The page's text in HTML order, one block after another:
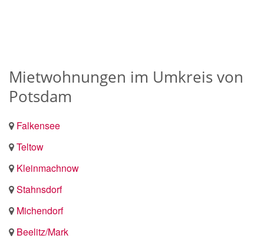
Mietwohnungen im Umkreis von
Potsdam
Falkensee
Teltow
Kleinmachnow
Stahnsdorf
Michendorf
Beelitz/Mark